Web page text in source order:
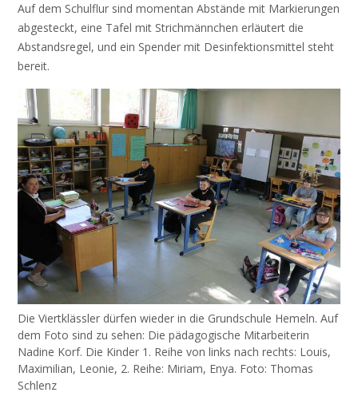
Auf dem Schulflur sind momentan Abstände mit Markierungen
abgesteckt, eine Tafel mit Strichmännchen erläutert die
Abstandsregel, und ein Spender mit Desinfektionsmittel steht
bereit.
Die Viertklässler dürfen wieder in die Grundschule Hemeln. Auf
dem Foto sind zu sehen: Die pädagogische Mitarbeiterin
Nadine Korf. Die Kinder 1. Reihe von links nach rechts: Louis,
Maximilian, Leonie, 2. Reihe: Miriam, Enya. Foto: Thomas
Schlenz